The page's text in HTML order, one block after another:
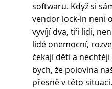
softwaru. Když si
vendor lock-in není
vyvíjí dva, tři lidi,
lidé onemocní,
čekají děti a
bych, že polovina
přesně v této